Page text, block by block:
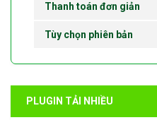
Thanh toán đơn giản
Tùy chọn phiên bản
PLUGIN TẢI NHIỀU